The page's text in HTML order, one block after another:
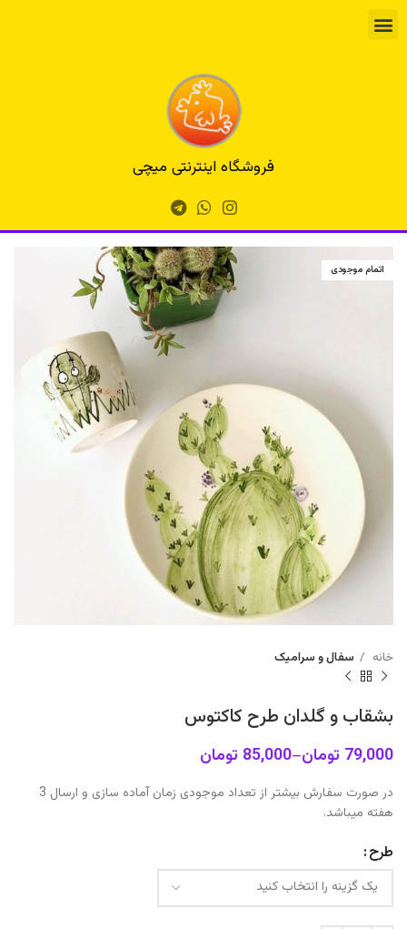
فروشگاه اینترنتی میچی
اتمام موجودی
خانه سفال و سرامیک
بشقاب و گلدان طرح کاکتوس
79,000 تومان–
85,000 تومان
در صورت سفارش بیشتر از تعداد موجودی زمان آماده سازی و ارسال 3
هفته میباشد.
طرح